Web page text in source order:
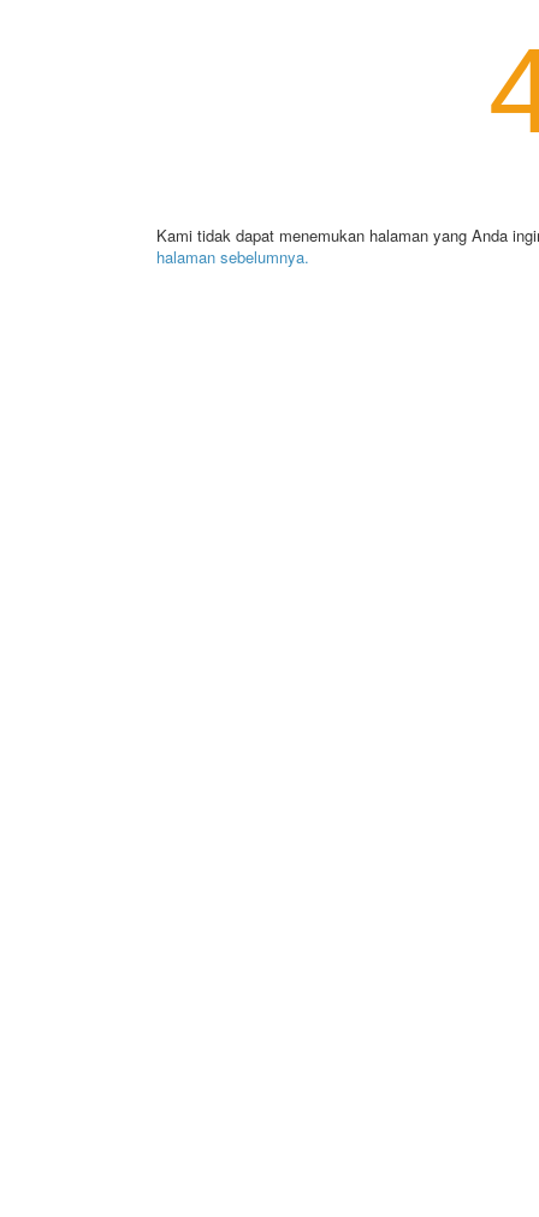
Kami tidak dapat menemukan halaman yang Anda
halaman sebelumnya.